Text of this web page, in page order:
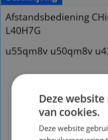
Afstandsbediening
L40H7G
u55qm8v u50qm8v
L40H7G lf32ft
Deze
van cookies.
Deze website